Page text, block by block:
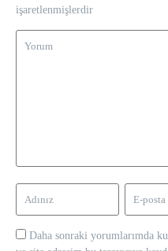
işaretlenmişlerdir
Daha sonraki yorumlarımda